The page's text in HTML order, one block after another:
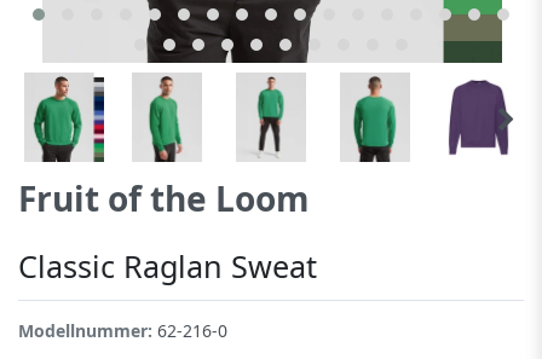
Fruit of the Loom
Classic Raglan Sweat
Modellnummer: 62-216-0